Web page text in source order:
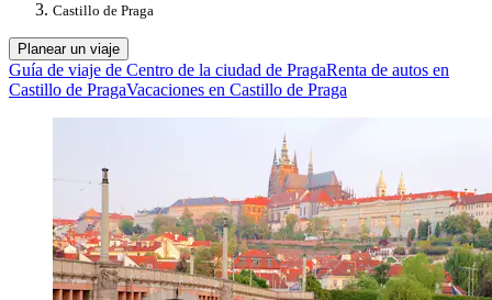
Castillo de Praga
Planear un viaje
Guía de viaje de Centro de la ciudad de PragaRenta de autos en
Castillo de PragaVacaciones en Castillo de Praga